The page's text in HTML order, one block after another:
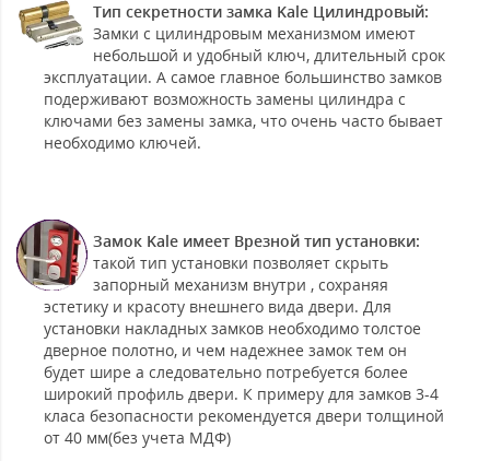
Тип секретности замка Kale Цилиндровый:
Замки с цилиндровым механизмом имеют
небольшой и удобный ключ, длительный срок
эксплуатации. А самое главное большинство замков
подерживают возможность замены цилиндра с
ключами без замены замка, что очень часто бывает
необходимо ключей.
Замок Kale имеет Врезной тип установки:
такой тип установки позволяет скрыть
запорный механизм внутри , сохраняя
эстетику и красоту внешнего вида двери. Для
установки накладных замков необходимо толстое
дверное полотно, и чем надежнее замок тем он
будет шире а следовательно потребуется более
широкий профиль двери. К примеру для замков 3-4
класа безопасности рекомендуется двери толщиной
от 40 мм(без учета МДФ)